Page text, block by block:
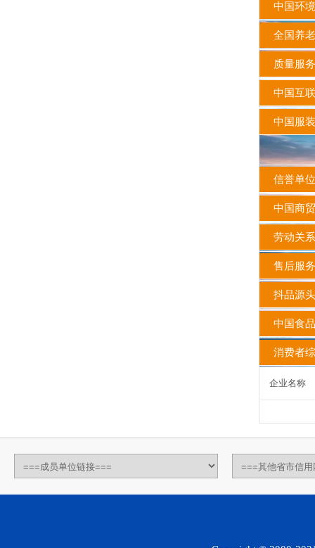
中国环
全国养
质量服
中国互
中国服
信誉单
中国商
劳动关
售后服
抖品源
中国食
消费者
企业名称